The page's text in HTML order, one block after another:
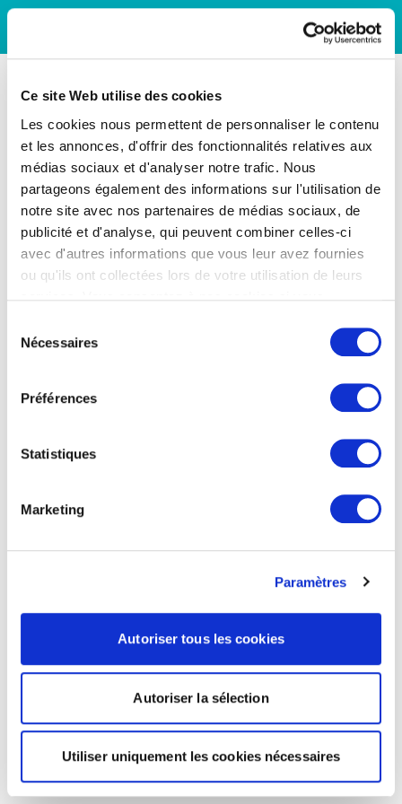
Ce site Web utilise des cookies
Les cookies nous permettent de personnaliser le contenu
et les annonces, d'offrir des fonctionnalités relatives aux
médias sociaux et d'analyser notre trafic. Nous
partageons également des informations sur l'utilisation de
notre site avec nos partenaires de médias sociaux, de
publicité et d'analyse, qui peuvent combiner celles-ci
avec d'autres informations que vous leur avez fournies
ou qu'ils ont collectées lors de votre utilisation de leurs
Nécessaires
Préférences
Statistiques
Marketing
Paramètres
Autoriser tous les cookies
Autoriser la sélection
Utiliser uniquement les cookies nécessaires